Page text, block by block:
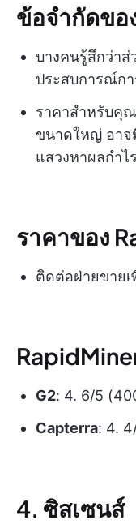
ข้อจำกัดขอ
บางคนรู้สึกว่า
ประสบการณ์กา
ราคาสำหรับคุ
ขนาดใหญ่ อาจ
แสวงหาผลกำ
ราคาของ
ติดต่อฝ่ายขาย
G2: 4. 6/5
Capterra: 4.
4. ซิสเซนส์